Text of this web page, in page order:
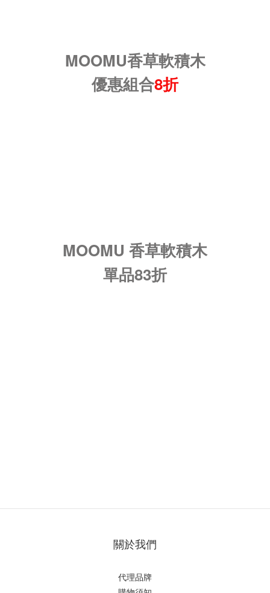
MOOMU香草軟積木
優惠組合8折
MOOMU 香草軟積木
單品83折
關於我們
代理品牌